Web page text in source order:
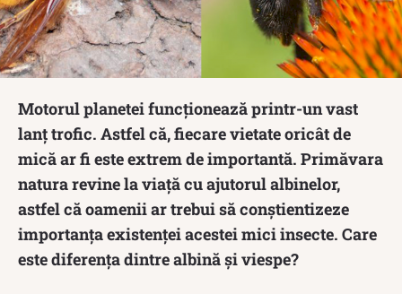
Motorul planetei funcționează printr-un vast
lanț trofic. Astfel că, fiecare vietate oricât de
mică ar fi este extrem de importantă. Primăvara
natura revine la viață cu ajutorul albinelor,
astfel că oamenii ar trebui să conștientizeze
importanța existenței acestei mici insecte. Care
este diferența dintre albină și viespe?